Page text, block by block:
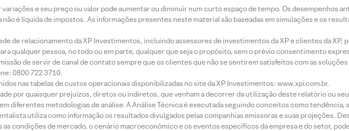
e seu preço ou valor pode aumentar ou diminuir num curto espaço de tempo. Os desempenhos
é líquida de impostos. As informações presentes neste material são baseadas em simulações e os
de relacionamento da XP Investimentos, incluindo assessores de investimentos da XP e clientes da XP,
qualquer pessoa, no todo ou em parte, qualquer que seja o propósito, sem o prévio consentimento
de servir de canal de contato sempre que os clientes que não se sentirem satisfeitos com as soluções
0800 722 3710.
nas tabelas de custos operacionais disponibilizadas no site da XP Investimentos: www.xpi.com.br.
por quaisquer prejuízos, diretos ou indiretos, que venham a decorrer da utilização deste relatório ou
diferentes metodologias de análise. A Análise Técnica é executada seguindo conceitos como
utiliza como informação os resultados divulgados pelas companhias emissoras e suas projeções.
condições de mercado, o cenário macroeconômico e os eventos específicos da empresa e do setor,